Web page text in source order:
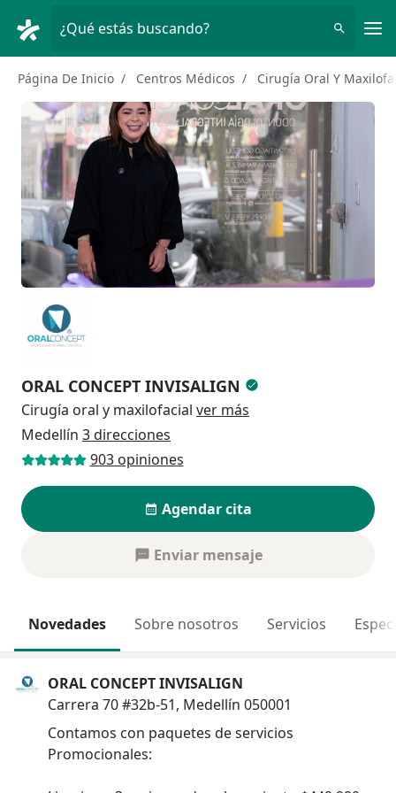
¿Qué estás buscando?
Página De Inicio Centros Médicos Cirugía Oral Y
ORAL CONCEPT INVISALIGN
Cirugía oral y maxilofacial ver más
Medellín 3 direcciones
903 opiniones
Agendar cita
Enviar mensaje
Novedades Sobre nosotros Servicios
ORAL CONCEPT INVISALIGN
Carrera 70 #32b-51, Medellín 050001
Contamos con paquetes de servicios
Promocionales: